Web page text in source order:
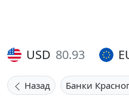
USD 80.93
Назад Банки